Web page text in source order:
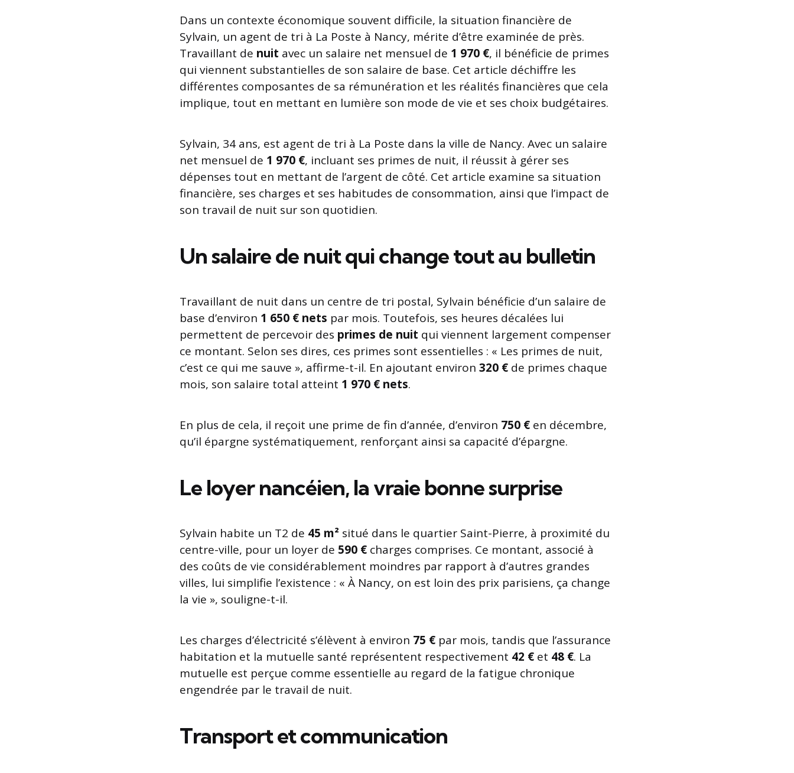
Dans un contexte économique souvent difficile, la situation financière de
Sylvain, un agent de tri à La Poste à Nancy, mérite d’être examinée de près.
Travaillant de nuit avec un salaire net mensuel de 1 970 €, il bénéficie de primes
qui viennent substantielles de son salaire de base. Cet article déchiffre les
différentes composantes de sa rémunération et les réalités financières que cela
implique, tout en mettant en lumière son mode de vie et ses choix budgétaires.
Sylvain, 34 ans, est agent de tri à La Poste dans la ville de Nancy. Avec un salaire
net mensuel de 1 970 €, incluant ses primes de nuit, il réussit à gérer ses
dépenses tout en mettant de l’argent de côté. Cet article examine sa situation
financière, ses charges et ses habitudes de consommation, ainsi que l’impact de
son travail de nuit sur son quotidien.
Un salaire de nuit qui change tout au bulletin
Travaillant de nuit dans un centre de tri postal, Sylvain bénéficie d’un salaire de
base d’environ 1 650 € nets par mois. Toutefois, ses heures décalées lui
permettent de percevoir des primes de nuit qui viennent largement compenser
ce montant. Selon ses dires, ces primes sont essentielles : « Les primes de nuit,
c’est ce qui me sauve », affirme-t-il. En ajoutant environ 320 € de primes chaque
mois, son salaire total atteint 1 970 € nets.
En plus de cela, il reçoit une prime de fin d’année, d’environ 750 € en décembre,
qu’il épargne systématiquement, renforçant ainsi sa capacité d’épargne.
Le loyer nancéien, la vraie bonne surprise
Sylvain habite un T2 de 45 m² situé dans le quartier Saint-Pierre, à proximité du
centre-ville, pour un loyer de 590 € charges comprises. Ce montant, associé à
des coûts de vie considérablement moindres par rapport à d’autres grandes
villes, lui simplifie l’existence : « À Nancy, on est loin des prix parisiens, ça change
la vie », souligne-t-il.
Les charges d’électricité s’élèvent à environ 75 € par mois, tandis que l’assurance
habitation et la mutuelle santé représentent respectivement 42 € et 48 €. La
mutuelle est perçue comme essentielle au regard de la fatigue chronique
engendrée par le travail de nuit.
Transport et communication